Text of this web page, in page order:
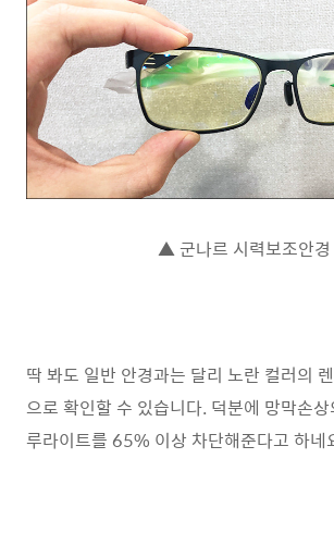
▲ 군나르 시력보조안경
딱 봐도 일반 안경과는 달리 노란 컬러의
으로 확인할 수 있습니다. 덕분에 망막손
루라이트를 65% 이상 차단해준다고 하네